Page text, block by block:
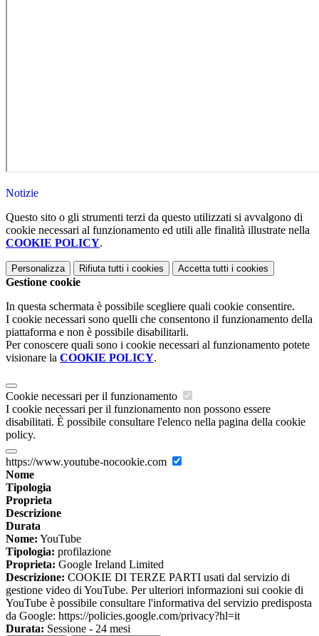
Notizie
Questo sito o gli strumenti terzi da questo utilizzati si avvalgono di
cookie necessari al funzionamento ed utili alle finalità illustrate nella
COOKIE POLICY.
Personalizza Rifiuta tutti i cookies Accetta tutti i cookies
Gestione cookie
In questa schermata è possibile scegliere quali cookie consentire.
I cookie necessari sono quelli che consentono il funzionamento della
piattaforma e non è possibile disabilitarli.
Per conoscere quali sono i cookie necessari al funzionamento potete
visionare la COOKIE POLICY.
Cookie necessari per il funzionamento
I cookie necessari per il funzionamento non possono essere
disabilitati. È possibile consultare l'elenco nella pagina della cookie
policy.
https://www.youtube-nocookie.com
Nome
Tipologia
Proprieta
Descrizione
Durata
Nome: YouTube
Tipologia: profilazione
Proprieta: Google Ireland Limited
Descrizione: COOKIE DI TERZE PARTI usati dal servizio di
gestione video di YouTube. Per ulteriori informazioni sui cookie di
YouTube è possibile consultare l'informativa del servizio predisposta
da Google: https://policies.google.com/privacy?hl=it
Durata: Sessione - 24 mesi